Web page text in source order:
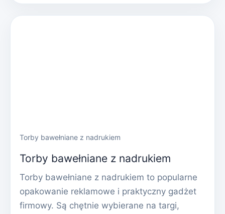
Torby bawełniane z nadrukiem
Torby bawełniane z nadrukiem
Torby bawełniane z nadrukiem to popularne
opakowanie reklamowe i praktyczny gadżet
firmowy. Są chętnie wybierane na targi,